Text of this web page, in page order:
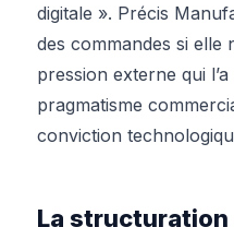
digitale ». Précis
des commandes si elle
pression externe qui
pragmatisme
conviction
La structuration